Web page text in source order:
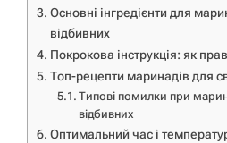
Основні інгредієнти для
відбивних
Покрокова інструкція: як
Топ-рецепти маринадів для
Типові помилки при
відбивних
Оптимальний час і